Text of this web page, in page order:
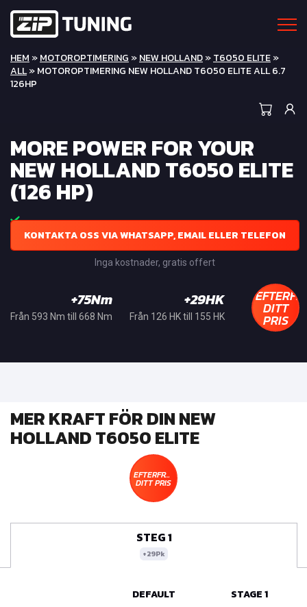
HEM »MOTOROPTIMERING »NEW HOLLAND»T6050 ELITE»
ALL» MOTOROPTIMERING NEW HOLLAND T6050 ELITE ALL 6.7
126HP
MORE POWER FOR YOUR
NEW HOLLAND T6050 ELITE
(126 HP)
KONTAKTA OSS VIA WHATSAPP, EMAIL ELLER TELEFON
Inga kostnader, gratis offert
+75Nm
Från 593 Nm till 668 Nm
+29HK
Från 126 HK till 155 HK DITT
PRIS
MER KRAFT FÖR DIN NEW
HOLLAND T6050 ELITE
EFTERFRÅGA
DITT PRIS
STEG 1
+29Pk
DEFAULT STAGE 1